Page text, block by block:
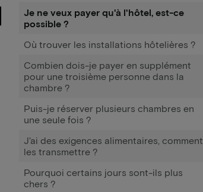
Je ne veux payer qu'à l'hôtel, est-ce
possible ?
Où trouver les installations hôtelières ?
Combien dois-je payer en supplément
pour une troisième personne dans la
chambre ?
Puis-je réserver plusieurs chambres en
une seule fois ?
J'ai des exigences alimentaires, comment
les transmettre ?
Pourquoi certains jours sont-ils plus
chers ?